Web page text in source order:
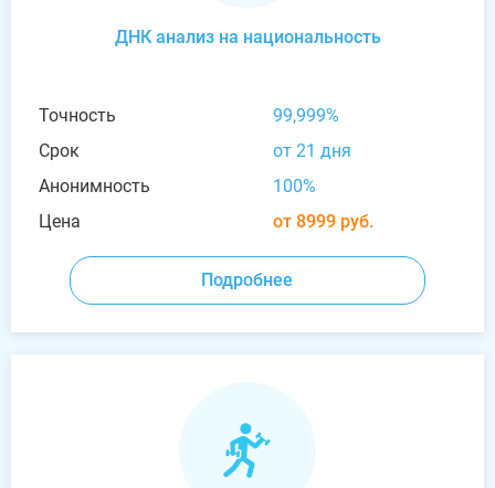
ДНК анализ на национальность
Точность
99,999%
Срок
от 21 дня
Анонимность
100%
Цена
от 8999 руб.
Подробнее